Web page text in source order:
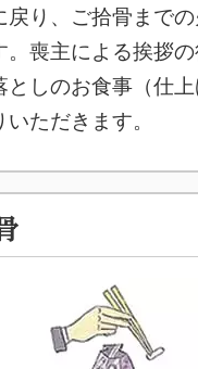
戻り、ご拾骨まで
。喪主による挨拶
としのお食事（仕
ただきます。